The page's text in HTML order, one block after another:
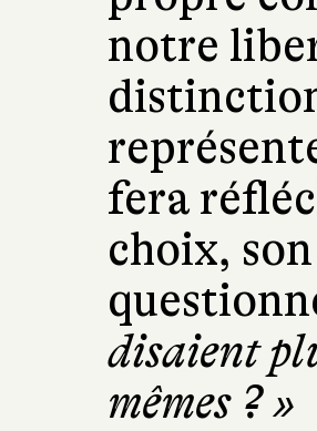
notre
fera
choix,
disaient
mêmes ? »